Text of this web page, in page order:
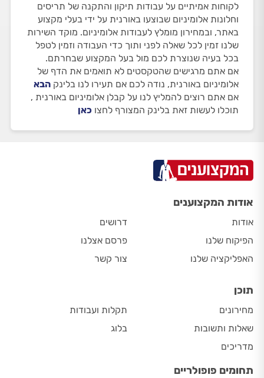
לקוחות אמיתיים על עבודות תיקון והתקנה של תריסים
וחלונות אלומיניום שבוצעו באורנית על ידי בעלי מקצוע
באתר, ובמחירון מומלץ לעבודות אלומיניום. מוקד השירות
שלנו זמין לכל שאלה לפני ותוך כדי העבודה וזמין לטפל
בכל בעיה שנוצרת לכם מול בעל המקצוע שבחרתם.
אם אתם מרגישים שהטקסטים לא תואמים את הדף של
אלומיניום באורנית, נודה לכם אם תעירו לנו בלינק הבא
אם אתם רוצים להמליץ לנו על קבלן אלומיניום באורנית ,
תוכלו לעשות זאת בלינק המצורף לחצו כאן
אודות המקצוענים
אודות
הפיקוח שלנו
האפליקציה שלנו
דרושים
פרסם אצלנו
צור קשר
תוכן
מחירונים
שאלות ותשובות
מדריכים
תקלות ועבודות
בלוג
תחומים פופולריים